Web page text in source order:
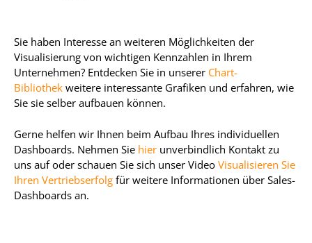
Sie haben Interesse an weiteren Möglichkeiten der
Visualisierung von wichtigen Kennzahlen in Ihrem
Unternehmen? Entdecken Sie in unserer Chart-
Bibliothek weitere interessante Grafiken und erfahren, wie
Sie sie selber aufbauen können.
Gerne helfen wir Ihnen beim Aufbau Ihres individuellen
Dashboards. Nehmen Sie hier unverbindlich Kontakt zu
uns auf oder schauen Sie sich unser Video Visualisieren Sie
Ihren Vertriebserfolg für weitere Informationen über Sales-
Dashboards an.